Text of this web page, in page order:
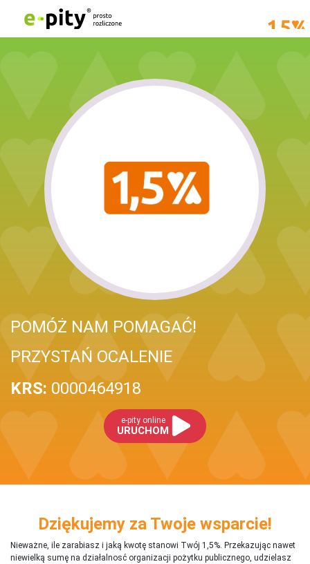
POMÓŻ NAM POMAGAĆ!
PRZYSTAŃ OCALENIE
KRS: 0000464918
e-pity online
URUCHOM
Dziękujemy za Twoje wsparcie!
Nieważne, ile zarabiasz i jaką kwotę stanowi Twój 1,5%. Przekazując nawet
niewielką sumę na działalnosć organizacji pożytku publicznego, udzielasz